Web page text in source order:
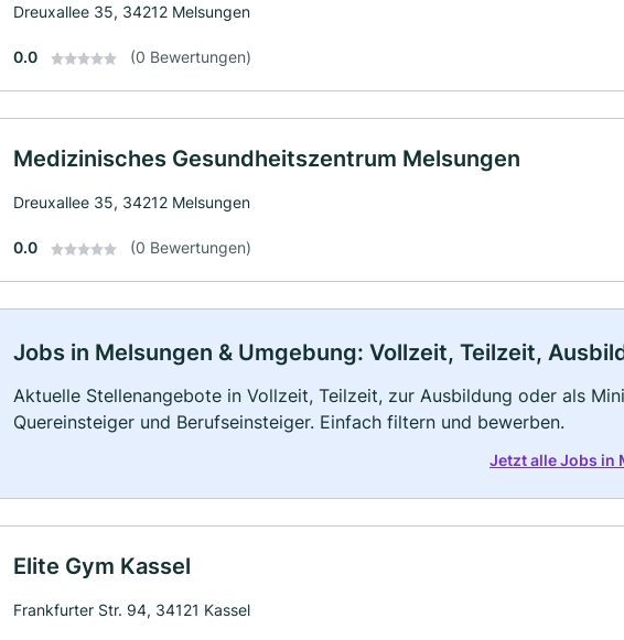
Dreuxallee 35, 34212 Melsungen
0.0 (0 Bewertungen)
Medizinisches Gesundheitszentrum Melsungen
Dreuxallee 35, 34212 Melsungen
0.0 (0 Bewertungen)
Jobs in Melsungen & Umgebung: Vollzeit, Teilzeit,
Aktuelle Stellenangebote in Vollzeit, Teilzeit, zur Ausbildung oder als
Quereinsteiger und Berufseinsteiger. Einfach filtern und bewerben.
Jetzt alle Jobs in
Elite Gym Kassel
Frankfurter Str. 94, 34121 Kassel